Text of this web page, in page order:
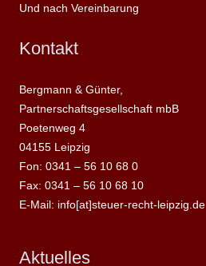
Und nach Vereinbarung
Kontakt
Bergmann & Günter,
Partnerschaftsgesellschaft mbB
Poetenweg 4
04155 Leipzig
Fon: 0341 – 56 10 68 0
Fax: 0341 – 56 10 68 10
E-Mail: info[at]steuer-recht-leipzig.de
Aktuelles